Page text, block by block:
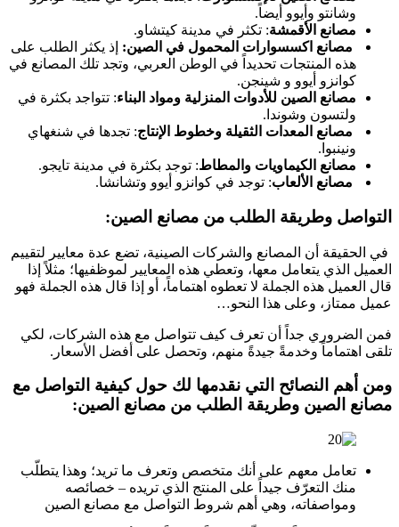
وشانتو وأيوو أيضاً.
مصانع الأقمشة: تكثر في مدينة كيتشاو.
مصانع اكسسوارات المحمول في الصين: إذ يكثر الطلب على
هذه المنتجات تحديداً في الوطن العربي، وتجد تلك المصانع في
كوانزو أيوو و شينجن.
مصانع الصين للأدوات المنزلية ومواد البناء: تتواجد بكثرة في
ولتسون وشوندا.
مصانع المعدات الثقيلة وخطوط الإنتاج: تجدها في شنغهاي
ونينبوا.
مصانع الكيماويات والمطاط: توجد بكثرة في مدينة تايجو.
مصانع الألعاب: توجد في كوانزو أيوو وتشانشا.
التواصل وطريقة الطلب من مصانع الصين:
في الحقيقة أن المصانع والشركات الصينية، تضع عدة معايير لتقييم
العميل الذي يتعامل معها، وتعطي هذه المعايير لموظفيها؛ مثلاً إذا
قال العميل هذه الجملة لا تعطوه اهتماماً، أو إذا قال هذه الجملة فهو
عميل ممتاز، وعلى هذا النحو…
فمن الضروري جداً أن تعرف كيف تتواصل مع هذه الشركات، لكي
تلقى اهتماماً وخدمةً جيدةً منهم، وتحصل على أفضل الأسعار.
ومن أهم النصائح التي نقدمها لك حول كيفية التواصل مع
مصانع الصين وطريقة الطلب من مصانع الصين:
تعامل معهم على أنك متخصص وتعرف ما تريد؛ وهذا يتطلّب
منك التعرّف جيداً على المنتج الذي تريده – خصائصه
ومواصفاته، وهي أهم شروط التواصل مع مصانع الصين